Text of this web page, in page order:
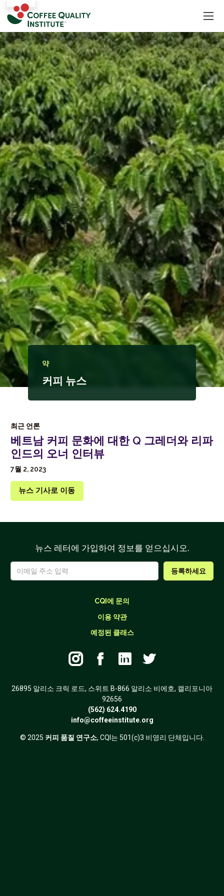
약
커피 뉴스
최근 언론
베트남 커피 문화에 대한 Q 그레더와 리파
인드의 오너 인터뷰
7월 2, 2023
뉴스 기사로 이동
뉴스 레터에 가입하여 정보를 얻으십시오.
CQI에 문의
이용 약관
예정된 클래스
   
26895 알리소 크릭 로드, 스위트 B-866 알리소 비에호, 캘리포니아
92656
(562) 624.4190
info@coffeeinstitute.org
© 2025 커피 품질 연구소, CQI는 501(c)3 비영리 단체입니다.